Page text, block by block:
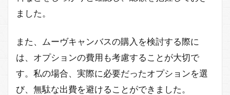
ました。
また、ムーヴキャンバスの購入を検討する際に
は、オプションの費用も考慮することが大切で
す。私の場合、実際に必要だったオプションを選
び、無駄な出費を避けることができました。